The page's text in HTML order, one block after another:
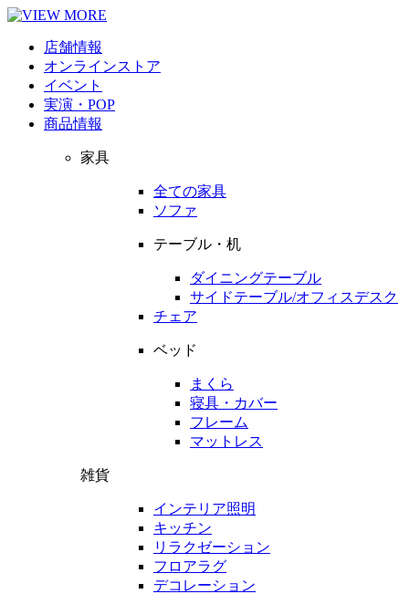
店舗情報
オンラインストア
イベント
実演・POP
商品情報
家具
全ての家具
ソファ
テーブル・机
ダイニングテーブル
サイドテーブル/オフィスデスク
チェア
ベッド
まくら
寝具・カバー
フレーム
マットレス
雑貨
インテリア照明
キッチン
リラクゼーション
フロアラグ
デコレーション